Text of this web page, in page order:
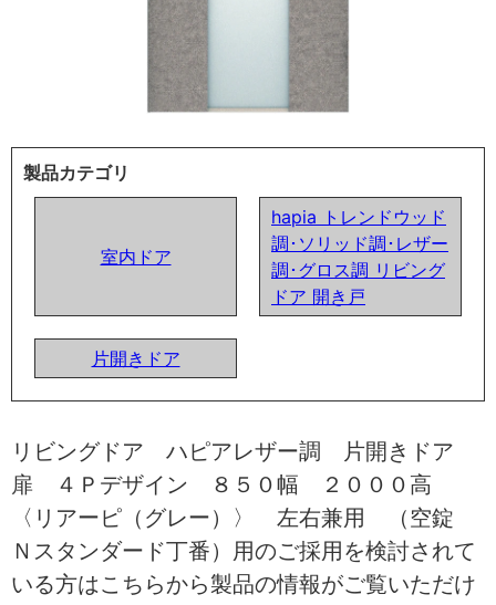
製品カテゴリ
室内ドア
hapia トレンドウッド
調･ソリッド調･レザー
調･グロス調 リビング
ドア 開き戸
片開きドア
リビングドア ハピアレザー調 片開きドア
扉 ４Ｐデザイン ８５０幅 ２０００高
〈リアーピ（グレー）〉 左右兼用 （空錠
Ｎスタンダード丁番）用のご採用を検討されて
いる方はこちらから製品の情報がご覧いただけ